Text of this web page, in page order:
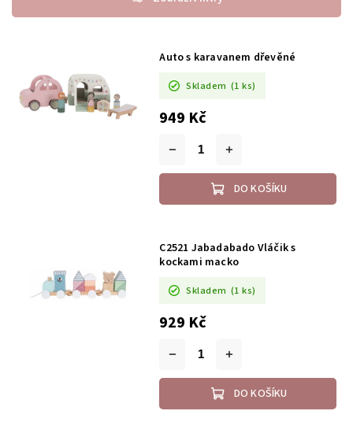
Auto s karavanem dřevěné
Skladem (1 ks)
949 Kč
DO KOŠÍKU
C2521 Jabadabado Vláčik s
kockami macko
Skladem (1 ks)
929 Kč
DO KOŠÍKU